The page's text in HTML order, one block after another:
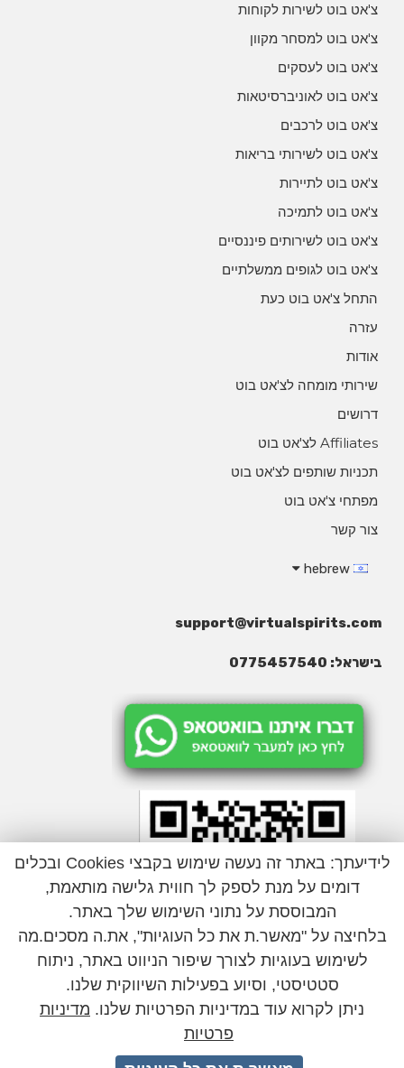
צ'אט בוט לשירות לקוחות
צ'אט בוט למסחר מקוון
צ'אט בוט לעסקים
צ'אט בוט לאוניברסיטאות
צ'אט בוט לרכבים
צ'אט בוט לשירותי בריאות
צ'אט בוט לתיירות
צ'אט בוט לתמיכה
צ'אט בוט לשירותים פיננסיים
צ'אט בוט לגופים ממשלתיים
התחל צ'אט בוט כעת
עזרה
אודות
שירותי מומחה לצ'אט בוט
דרושים
Affiliates לצ'אט בוט
תכניות שותפים לצ'אט בוט
מפתחי צ'אט בוט
צור קשר
support@virtualspirits.com
בישראל: 0775457540
לידיעתך: באתר זה נעשה שימוש בקבצי Cookies ובכלים
דומים על מנת לספק לך חווית גלישה מותאמת,
המבוססת על נתוני השימוש שלך באתר.
בלחיצה על "מאשר.ת את כל העוגיות", את.ה מסכים.מה
לשימוש בעוגיות לצורך שיפור הניווט באתר, ניתוח
סטטיסטי, וסיוע בפעילות השיווקית שלנו.
ניתן לקרוא עוד במדיניות הפרטיות שלנו. מדיניות
פרטיות